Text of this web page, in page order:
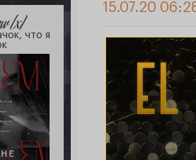
[x]что я
15.07.20